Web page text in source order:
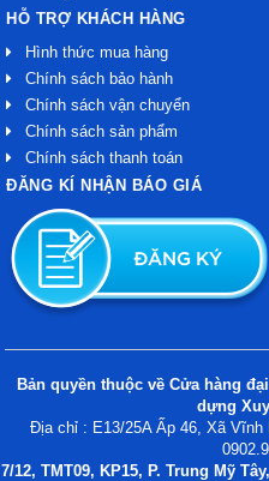
HỖ TRỢ KHÁCH HÀNG
Hình thức mua hàng
Chính sách bảo hành
Chính sách vận chuyển
Chính sách sản phẩm
Chính sách thanh toán
ĐĂNG KÍ NHẬN BÁO GIÁ
Bản quyền thuộc về Cửa hàng
dựng
Địa chỉ : E13/25A Ấp 46, Xã
7/12, TMT09, KP15, P. Trung Mỹ